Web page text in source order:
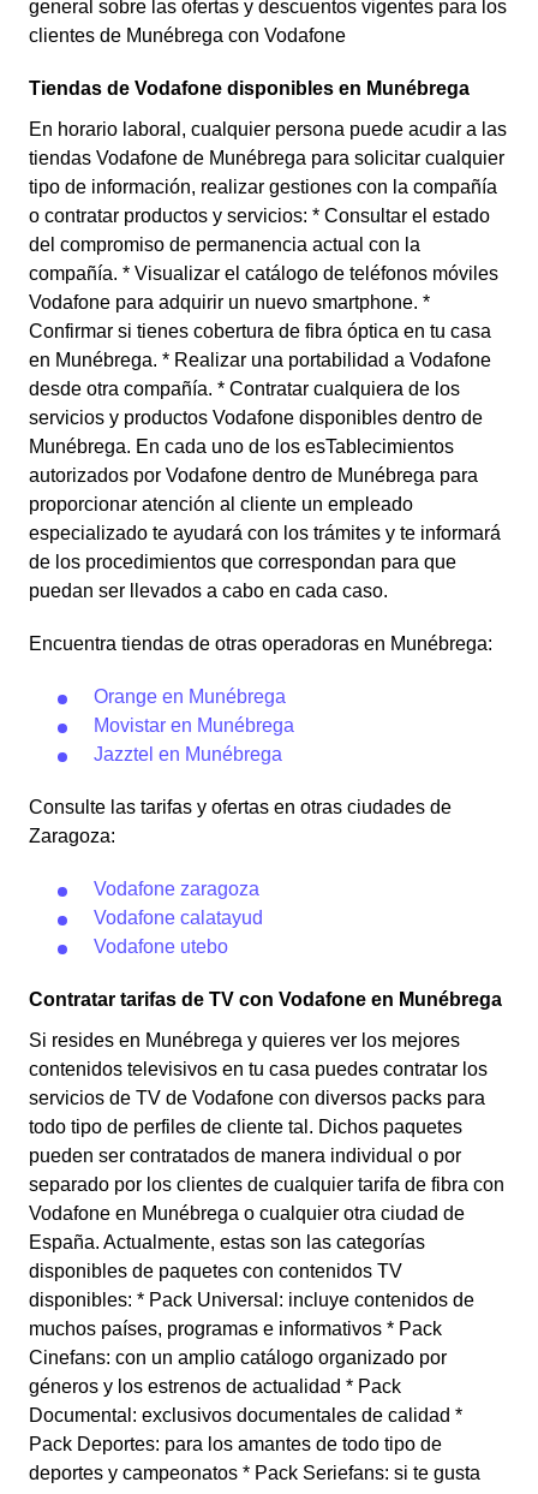
general sobre las ofertas y descuentos vigentes para los
clientes de Munébrega con Vodafone
Tiendas de Vodafone disponibles en Munébrega
En horario laboral, cualquier persona puede acudir a las
tiendas Vodafone de Munébrega para solicitar cualquier
tipo de información, realizar gestiones con la compañía
o contratar productos y servicios: * Consultar el estado
del compromiso de permanencia actual con la
compañía. * Visualizar el catálogo de teléfonos móviles
Vodafone para adquirir un nuevo smartphone. *
Confirmar si tienes cobertura de fibra óptica en tu casa
en Munébrega. * Realizar una portabilidad a Vodafone
desde otra compañía. * Contratar cualquiera de los
servicios y productos Vodafone disponibles dentro de
Munébrega. En cada uno de los esTablecimientos
autorizados por Vodafone dentro de Munébrega para
proporcionar atención al cliente un empleado
especializado te ayudará con los trámites y te informará
de los procedimientos que correspondan para que
puedan ser llevados a cabo en cada caso.
Encuentra tiendas de otras operadoras en Munébrega:
Orange en Munébrega
Movistar en Munébrega
Jazztel en Munébrega
Consulte las tarifas y ofertas en otras ciudades de
Zaragoza:
Vodafone zaragoza
Vodafone calatayud
Vodafone utebo
Contratar tarifas de TV con Vodafone en Munébrega
Si resides en Munébrega y quieres ver los mejores
contenidos televisivos en tu casa puedes contratar los
servicios de TV de Vodafone con diversos packs para
todo tipo de perfiles de cliente tal. Dichos paquetes
pueden ser contratados de manera individual o por
separado por los clientes de cualquier tarifa de fibra con
Vodafone en Munébrega o cualquier otra ciudad de
España. Actualmente, estas son las categorías
disponibles de paquetes con contenidos TV
disponibles: * Pack Universal: incluye contenidos de
muchos países, programas e informativos * Pack
Cinefans: con un amplio catálogo organizado por
géneros y los estrenos de actualidad * Pack
Documental: exclusivos documentales de calidad *
Pack Deportes: para los amantes de todo tipo de
deportes y campeonatos * Pack Seriefans: si te gusta